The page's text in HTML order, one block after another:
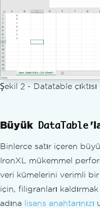
Şekil 2 - Datatable
Büyük DataTable
Binlerce satır içeren
IronXL mükemmel
veri kümelerini verimli
için, filigranları
adına lisans anahtarınızı